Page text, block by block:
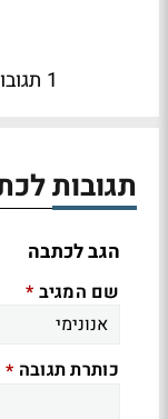
1 תגובות
תגובות
הגב לכתבה
שם המגיב *
כותרת תגובה *